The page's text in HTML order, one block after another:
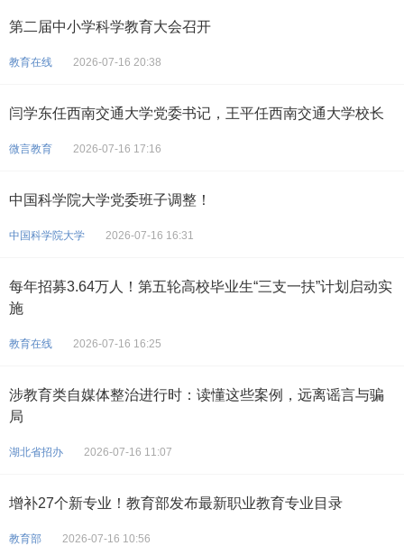
第二届中小学科学教育大会召开
教育在线 2026-07-16 20:38
闫学东任西南交通大学党委书记，王平任西南交通大学校长
微言教育 2026-07-16 17:16
中国科学院大学党委班子调整！
中国科学院大学 2026-07-16 16:31
每年招募3.64万人！第五轮高校毕业生“三支一扶”计划启动实
施
教育在线 2026-07-16 16:25
涉教育类自媒体整治进行时：读懂这些案例，远离谣言与骗
局
湖北省招办 2026-07-16 11:07
增补27个新专业！教育部发布最新职业教育专业目录
教育部 2026-07-16 10:56